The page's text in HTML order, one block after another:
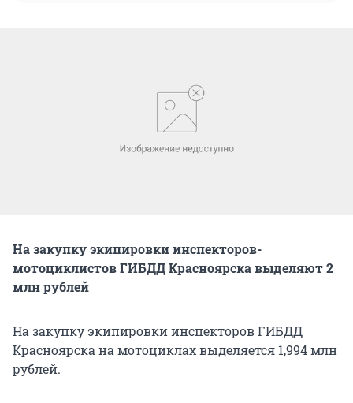
На закупку экипировки инспекторов-
мотоциклистов ГИБДД Красноярска выделяют 2
млн рублей
На закупку экипировки инспекторов ГИБДД
Красноярска на мотоциклах выделяется 1,994 млн
рублей.